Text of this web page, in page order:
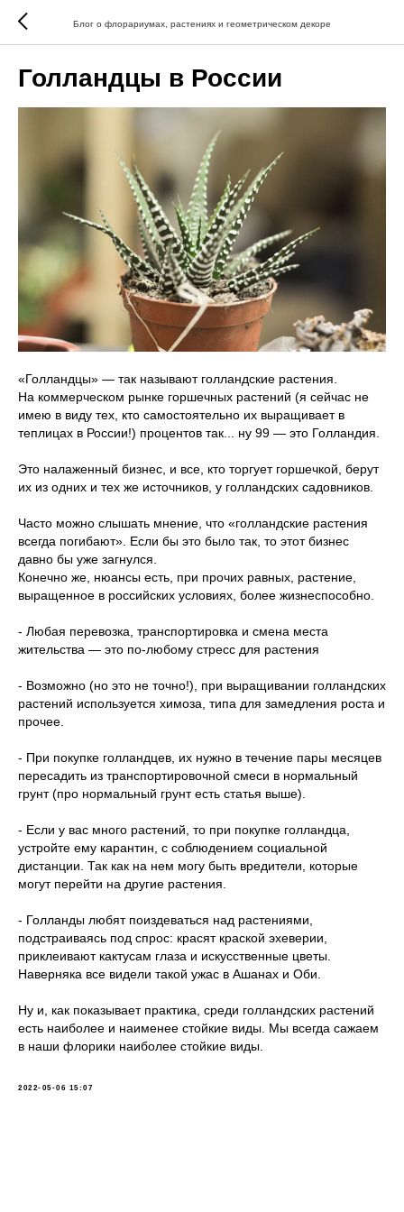
Блог о флорариумах, растениях и геометрическом декоре
Голландцы в России
«Голландцы» — так называют голландские растения.
На коммерческом рынке горшечных растений (я сейчас не
имею в виду тех, кто самостоятельно их выращивает в
теплицах в России!) процентов так... ну 99 — это Голландия.
Это налаженный бизнес, и все, кто торгует горшечкой, берут
их из одних и тех же источников, у голландских садовников.
Часто можно слышать мнение, что «голландские растения
всегда погибают». Если бы это было так, то этот бизнес
давно бы уже загнулся.
Конечно же, нюансы есть, при прочих равных, растение,
выращенное в российских условиях, более жизнеспособно.
- Любая перевозка, транспортировка и смена места
жительства — это по-любому стресс для растения
- Возможно (но это не точно!), при выращивании голландских
растений используется химоза, типа для замедления роста и
прочее.
- При покупке голландцев, их нужно в течение пары месяцев
пересадить из транспортировочной смеси в нормальный
грунт (про нормальный грунт есть статья выше).
- Если у вас много растений, то при покупке голландца,
устройте ему карантин, с соблюдением социальной
дистанции. Так как на нем могу быть вредители, которые
могут перейти на другие растения.
- Голланды любят поиздеваться над растениями,
подстраиваясь под спрос: красят краской эхеверии,
приклеивают кактусам глаза и искусственные цветы.
Наверняка все видели такой ужас в Ашанах и Оби.
Ну и, как показывает практика, среди голландских растений
есть наиболее и наименее стойкие виды. Мы всегда сажаем
в наши флорики наиболее стойкие виды.
2022-05-06 15:07